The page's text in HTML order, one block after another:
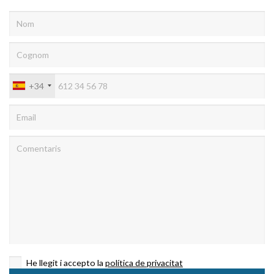
+34
He llegit i accepto la política de privacitat